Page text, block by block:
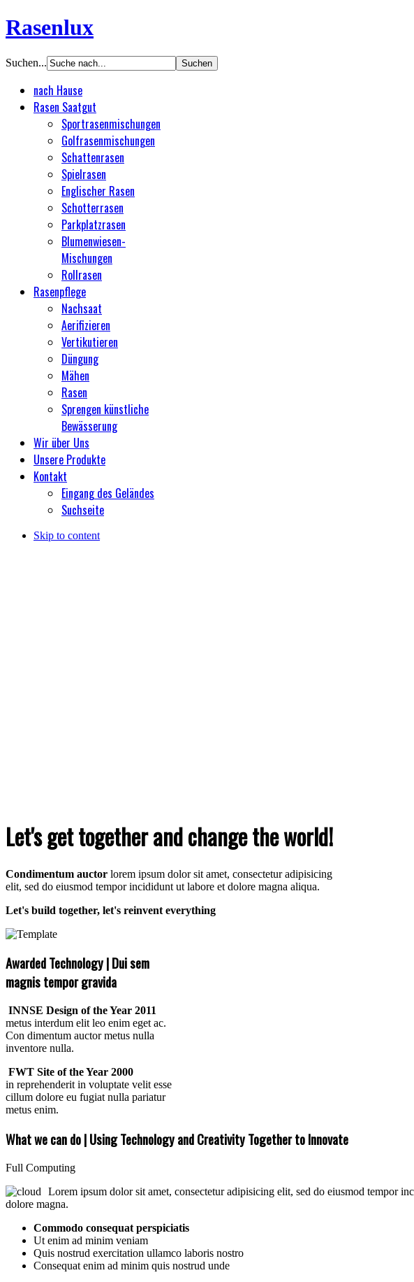
Rasenlux
Suchen...
nach Hause
Rasen Saatgut
Sportrasenmischungen
Golfrasenmischungen
Schattenrasen
Spielrasen
Englischer Rasen
Schotterrasen
Parkplatzrasen
Blumenwiesen-
Mischungen
Rollrasen
Rasenpflege
Nachsaat
Aerifizieren
Vertikutieren
Düngung
Mähen
Rasen
Sprengen künstliche
Bewässerung
Wir über Uns
Unsere Produkte
Kontakt
Eingang des Geländes
Suchseite
Skip to content
Let's get together and change the world!
Condimentum auctor lorem ipsum dolor sit amet, consectetur adipisicing
elit, sed do eiusmod tempor incididunt ut labore et dolore magna aliqua.
Let's build together, let's reinvent everything
Awarded Technology | Dui sem
magnis tempor gravida
INNSE Design of the Year 2011
metus interdum elit leo enim eget ac.
Con dimentum auctor metus nulla
inventore nulla.
FWT Site of the Year 2000
in reprehenderit in voluptate velit esse
cillum dolore eu fugiat nulla pariatur
metus enim.
What we can do | Using Technology and Creativity Together to Innovate
Full Computing
Lorem ipsum dolor sit amet, consectetur adipisicing elit, sed do eiusmod tempor
dolore magna.
Commodo consequat perspiciatis
Ut enim ad minim veniam
Quis nostrud exercitation ullamco laboris nostro
Consequat enim ad minim quis nostrud unde